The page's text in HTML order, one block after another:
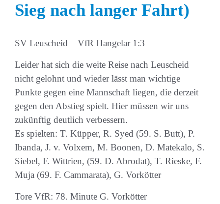
Sieg nach langer Fahrt)
SV Leuscheid – VfR Hangelar 1:3
Leider hat sich die weite Reise nach Leuscheid
nicht gelohnt und wieder lässt man wichtige
Punkte gegen eine Mannschaft liegen, die derzeit
gegen den Abstieg spielt. Hier müssen wir uns
zukünftig deutlich verbessern.
Es spielten: T. Küpper, R. Syed (59. S. Butt), P.
Ibanda, J. v. Volxem, M. Boonen, D. Matekalo, S.
Siebel, F. Wittrien, (59. D. Abrodat), T. Rieske, F.
Muja (69. F. Cammarata), G. Vorkötter
Tore VfR: 78. Minute G. Vorkötter